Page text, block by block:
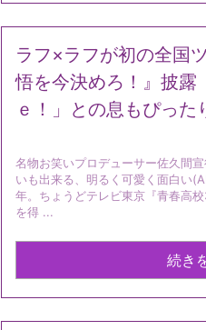
ラフ×ラフが初の全国
悟を今決めろ！』披
ｅ！」との息もぴった
名物お笑いプロデューサー佐久間
いも出来る、明るく可愛く面白い
年。ちょうどテレビ東京『青春高
を得 ...
続き